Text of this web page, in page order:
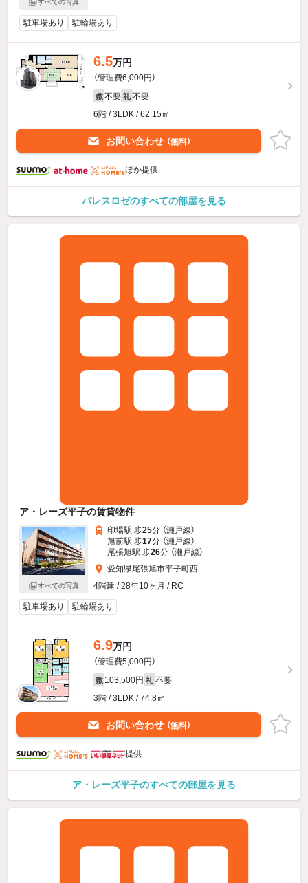
すべての写真
駐車場あり 駐輪場あり
6.5万円
（管理費6,000円）
敷 不要 礼 不要
6階 / 3LDK / 62.15㎡
お問い合わせ （無料）
ほか提供
パレスロゼのすべての部屋を見る
ア・レーズ平子の賃貸物件
すべての写真
印場駅 歩25分 （瀬戸線）
旭前駅 歩17分 （瀬戸線）
尾張旭駅 歩26分 （瀬戸線）
愛知県尾張旭市平子町西
4階建 / 28年10ヶ月 / RC
駐車場あり 駐輪場あり
6.9万円
（管理費5,000円）
敷 103,500円 礼 不要
3階 / 3LDK / 74.8㎡
お問い合わせ （無料）
提供
ア・レーズ平子のすべての部屋を見る